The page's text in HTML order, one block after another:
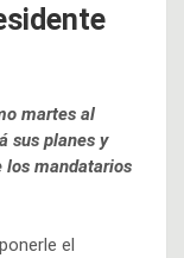
martes al
sus planes y
los mandatarios
el